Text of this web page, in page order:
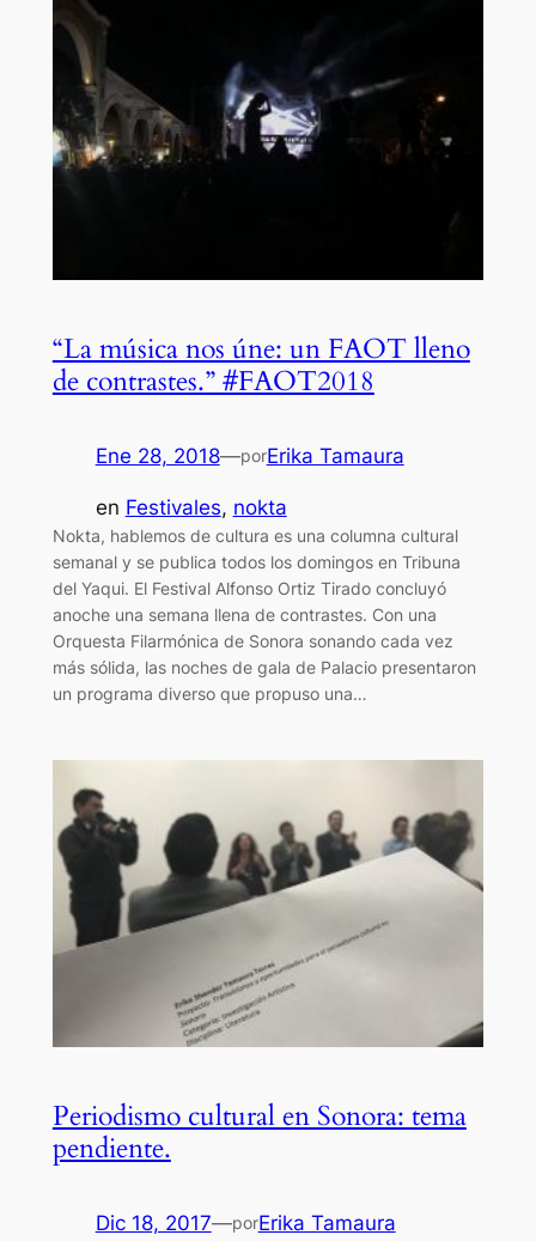
“La música nos úne: un FAOT lleno
de contrastes.” #FAOT2018
Ene 28, 2018—porErika Tamaura
en Festivales, nokta
Nokta, hablemos de cultura es una columna cultural
semanal y se publica todos los domingos en Tribuna
del Yaqui. El Festival Alfonso Ortiz Tirado concluyó
anoche una semana llena de contrastes. Con una
Orquesta Filarmónica de Sonora sonando cada vez
más sólida, las noches de gala de Palacio presentaron
un programa diverso que propuso una…
Periodismo cultural en Sonora: tema
pendiente.
Dic 18, 2017—porErika Tamaura